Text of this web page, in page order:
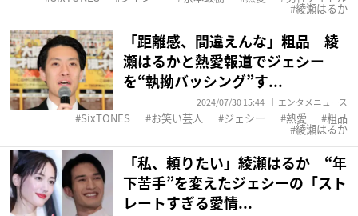
綾瀬はるか
「距離感、間違えんな」粗品 綾
瀬はるかと熱愛報道でジェシー
を“執拗バッシング”す...
2024/07/30 15:44 エンタメニュース
SixTONES お笑い芸人 ジェシー 熱愛 粗品
綾瀬はるか
「私、頼りたい」綾瀬はるか “年
下苦手”を変えたジェシーの「スト
レートすぎる愛情...